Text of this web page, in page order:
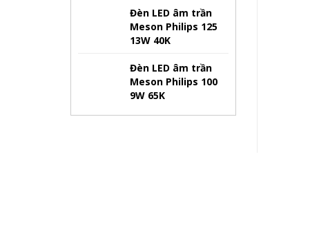
Đèn LED âm trần
Meson Philips 125
13W 40K
Đèn LED âm trần
Meson Philips 100
9W 65K